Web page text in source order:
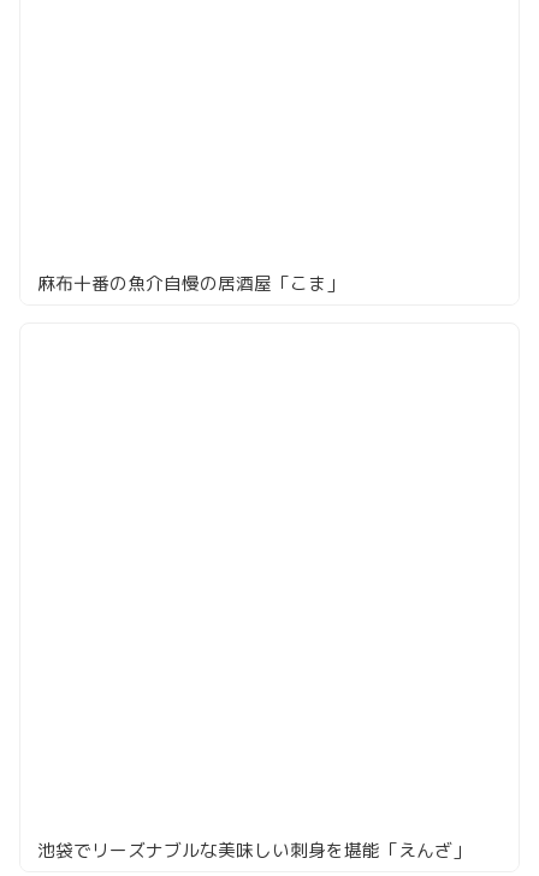
麻布十番の魚介自慢の居酒屋「こま」
池袋でリーズナブルな美味しい刺身を堪能「えんざ」